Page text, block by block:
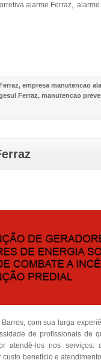
alarme Ferraz,
, empresa manutencao
Ferraz, manutencao
com sua larga
de profissionais de
atendê-los nos serviços:
benefício e